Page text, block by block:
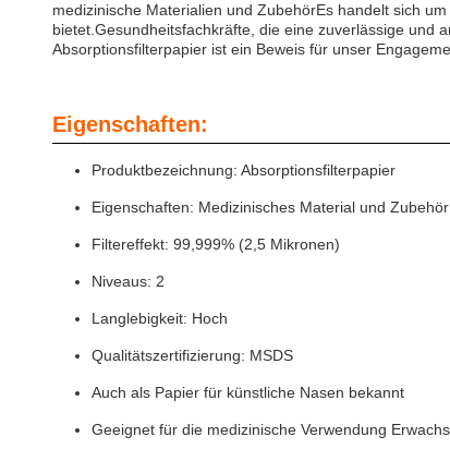
medizinische Materialien und ZubehörEs handelt sich
bietet.Gesundheitsfachkräfte, die eine zuverlässige und
Absorptionsfilterpapier ist ein Beweis für unser
Eigenschaften:
Produktbezeichnung: Absorptionsfilterpapier
Eigenschaften: Medizinisches Material und Zubehör
Filtereffekt: 99,999% (2,5 Mikronen)
Niveaus: 2
Langlebigkeit: Hoch
Qualitätszertifizierung: MSDS
Auch als Papier für künstliche Nasen bekannt
Geeignet für die medizinische Verwendung